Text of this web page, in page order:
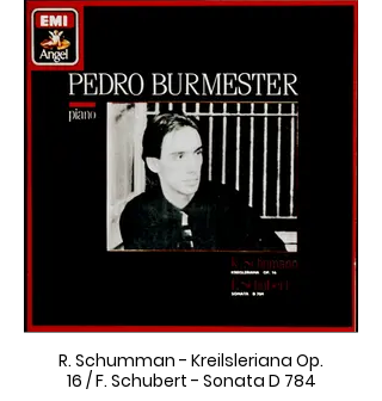
R. Schumman - Kreilsleriana Op.
16 / F. Schubert - Sonata D 784